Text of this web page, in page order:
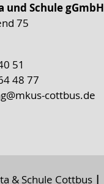
und Schule gGmbH
75
51
48 77
cottbus.de
& Schule Cottbus